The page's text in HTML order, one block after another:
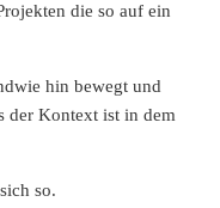
die so auf ein
hin bewegt und
der Kontext ist in dem
so.